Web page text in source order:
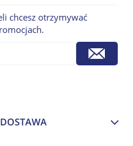
chcesz otrzymywać